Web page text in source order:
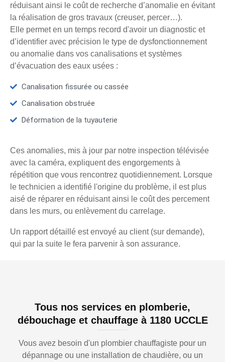
réduisant ainsi le coût de recherche d’anomalie en évitant
la réalisation de gros travaux (creuser, percer…).
Elle permet en un temps record d'avoir un diagnostic et
d’identifier avec précision le type de dysfonctionnement
ou anomalie dans vos canalisations et systèmes
d’évacuation des eaux usées :
Canalisation fissurée ou cassée
Canalisation obstruée
Déformation de la tuyauterie
Ces anomalies, mis à jour par notre inspection télévisée
avec la caméra, expliquent des engorgements à
répétition que vous rencontrez quotidiennement. Lorsque
le technicien a identifié l'origine du problème, il est plus
aisé de réparer en réduisant ainsi le coût des percement
dans les murs, ou enlèvement du carrelage.
Un rapport détaillé est envoyé au client (sur demande),
qui par la suite le fera parvenir à son assurance.
Tous nos services en plomberie,
débouchage et chauffage à 1180 UCCLE
Vous avez besoin d'un plombier chauffagiste pour un
dépannage ou une installation de chaudière, ou un